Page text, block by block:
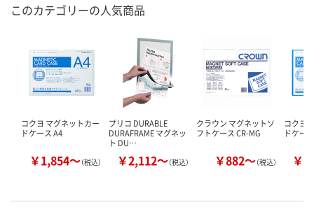
このカテゴリーの人気商品
コクヨ マグネットカー
ドケース A4
￥1,854～（税込）
プリコ DURABLE
DURAFRAME マグネッ
ト DU…
￥2,112～（税込）
クラウン マグネットソ
フトケース CR-MG
￥882～（税込）
コクヨ
ドケー
￥